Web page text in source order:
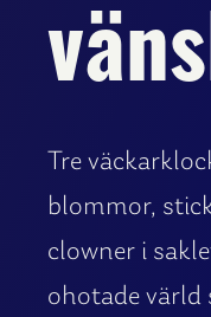
Tre
blommor,
clowner i
ohotade värld